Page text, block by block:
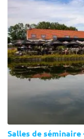
Salles de